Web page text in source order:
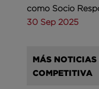
como Socio
30 Sep 2025
MÁS
COMPETITIVA